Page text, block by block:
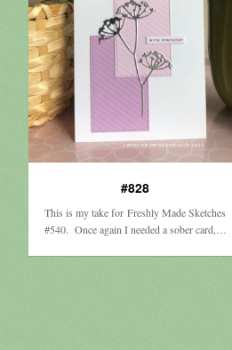
#828
This is my take for Freshly Made Sketches
#540. Once again I needed a sober card,…